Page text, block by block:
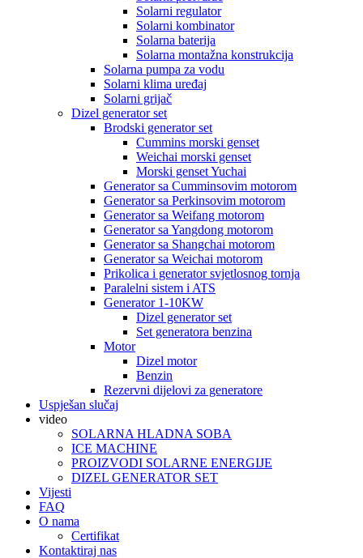
Solarni regulator
Solarni kombinator
Solarna baterija
Solarna montažna konstrukcija
Solarna pumpa za vodu
Solarni klima uređaj
Solarni grijač
Dizel generator set
Brodski generator set
Cummins morski genset
Weichai morski genset
Morski genset Yuchai
Generator sa Cumminsovim motorom
Generator sa Perkinsovim motorom
Generator sa Weifang motorom
Generator sa Yangdong motorom
Generator sa Shangchai motorom
Generator sa Weichai motorom
Prikolica i generator svjetlosnog tornja
Paralelni sistem i ATS
Generator 1-10KW
Dizel generator set
Set generatora benzina
Motor
Dizel motor
Benzin
Rezervni dijelovi za generatore
Uspješan slučaj
video
SOLARNA HLADNA SOBA
ICE MACHINE
PROIZVODI SOLARNE ENERGIJE
DIZEL GENERATOR SET
Vijesti
FAQ
O nama
Certifikat
Kontaktiraj nas